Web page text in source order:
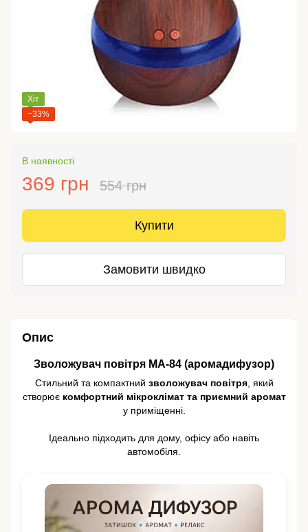
Хіт
−33%
В наявності
369 грн 554 грн
Купити
Замовити швидко
Опис
Зволожувач повітря MA-84 (аромадифузор)
Стильний та компактний зволожувач повітря, який
створює комфортний мікроклімат та приємний аромат
у приміщенні.
Ідеально підходить для дому, офісу або навіть
автомобіля.